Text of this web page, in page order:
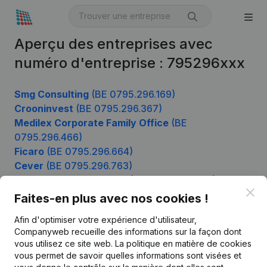
Aperçu des entreprises avec
numéro d'entreprise : 795296xxx
Smg Consulting (BE 0795.296.169)
Crooninvest (BE 0795.296.367)
Medilex Corporate Family Office (BE
0795.296.466)
Ficaro (BE 0795.296.664)
Cever (BE 0795.296.763)
Faites-en plus avec nos cookies !
Afin d'optimiser votre expérience d'utilisateur,
Companyweb recueille des informations sur la façon dont
vous utilisez ce site web. La politique en matière de cookies
vous permet de savoir quelles informations sont visées et
Produit
Informations d’entreprise